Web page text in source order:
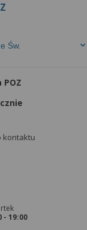
Św.
kontaktu
- 19:00